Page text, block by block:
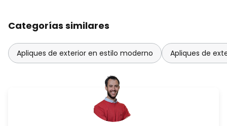
Categorías similares
Apliques de exterior en estilo moderno Apliques de